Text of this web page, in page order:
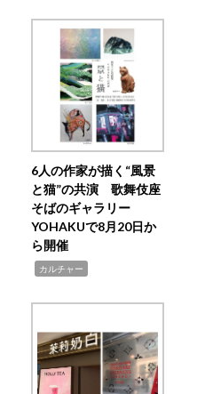
6人の作家が描く“風景
と猫”の共演 歌舞伎座
そばのギャラリー
YOHAKUで8月20日か
ら開催
カルチャー